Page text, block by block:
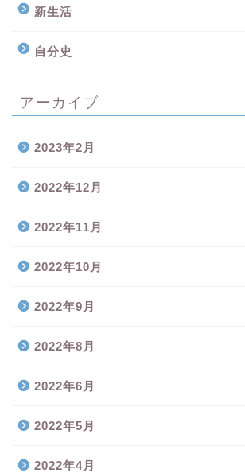
新生活
自分史
アーカイブ
2023年2月
2022年12月
2022年11月
2022年10月
2022年9月
2022年8月
2022年6月
2022年5月
2022年4月